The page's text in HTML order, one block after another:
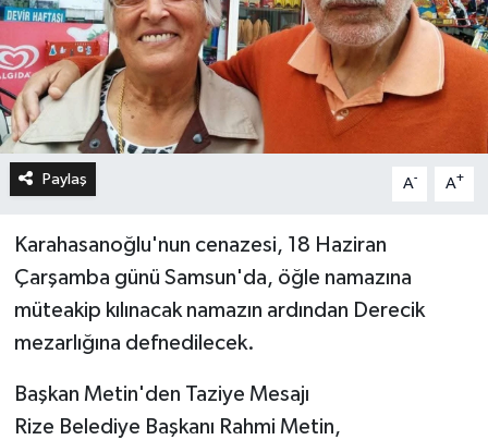
Paylaş A- A+
Karahasanoğlu'nun cenazesi, 18 Haziran
Çarşamba günü Samsun'da, öğle namazına
müteakip kılınacak namazın ardından Derecik
mezarlığına defnedilecek.
Başkan Metin'den Taziye Mesajı
Rize Belediye Başkanı Rahmi Metin,